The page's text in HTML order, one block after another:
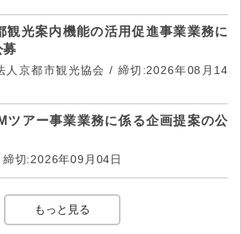
観光案内機能の活用促進事業業務に
募
人京都市観光協会 / 締切:2026年08月14
ツアー事業業務に係る企画提案の公
切:2026年09月04日
もっと見る